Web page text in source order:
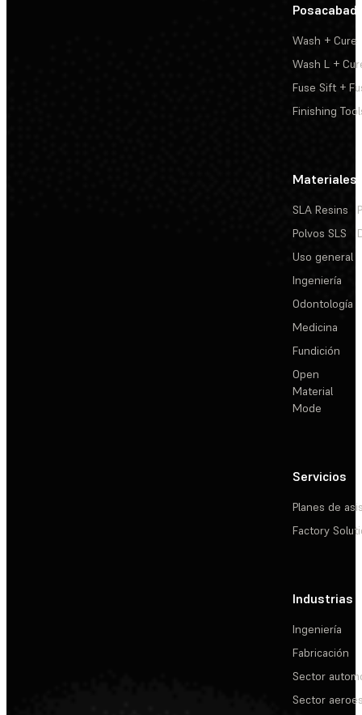
Wash + Cure
Wash L +
Fuse Sift +
Finishing
Materiales
SLA Resins
Polvos SLS
Uso general
Ingeniería
Odontología
Medicina
Fundición
Open
Material
Mode
Servicios
Planes de
Factory
Industrias
Ingeniería
Fabricación
Sector
Sector